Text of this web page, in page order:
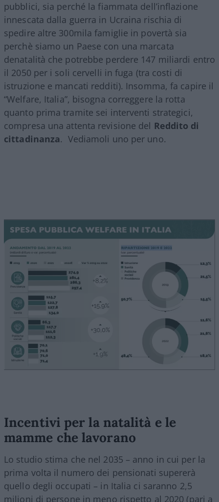
pubblici, sia perché la fiammata dell’inflazione
innescata dalla guerra in Ucraina rischia di
spedire altre 300mila famiglie in povertà sia
perchè siamo un Paese con una marcata
denatalità che potrebbe perdere 147 miliardi entro
il 2050 per i soli cervelli in fuga (tra costi di
istruzione e mancati redditi). Insomma, fa capire il
“Welfare, Italia”, bisogna correggere la rotta
quanto prima tramite sei interventi strategici,
compresa una attenta revisione del Reddito di
cittadinanza. Vediamoli uno per uno.
Incentivi per la natalità e le
mamme che lavorano
Lo studio stima che nel 2035 – anno in cui per la
prima volta il numero dei pensionati supererà
quello degli occupati – in Italia ci saranno 2,5
milioni di persone in meno rispetto al 2020 (pari a